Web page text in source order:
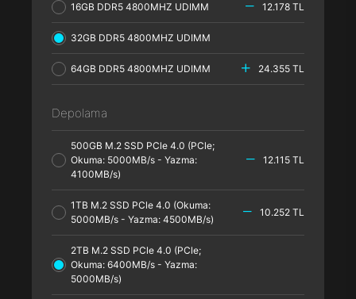
16GB DDR5 4800MHZ UDIMM 12.178 TL
32GB DDR5 4800MHZ UDIMM
64GB DDR5 4800MHZ UDIMM 24.355 TL
Depolama
500GB M.2 SSD PCle 4.0 (PCle;
Okuma: 5000MB/s - Yazma:
4100MB/s)
12.115 TL
1TB M.2 SSD PCle 4.0 (Okuma:
5000MB/s - Yazma: 4500MB/s)
10.252 TL
2TB M.2 SSD PCle 4.0 (PCle;
Okuma: 6400MB/s - Yazma:
5000MB/s)